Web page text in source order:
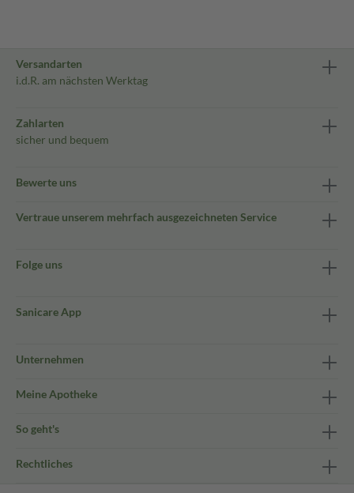
Versandarten
i.d.R. am nächsten Werktag
Zahlarten
sicher und bequem
Bewerte uns
Vertraue unserem mehrfach ausgezeichneten Service
Folge uns
Sanicare App
Unternehmen
Meine Apotheke
So geht's
Rechtliches